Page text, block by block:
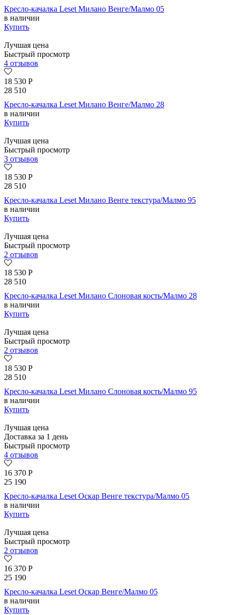
Кресло-качалка Leset Милано Венге/Малмо 05
в наличии
Купить
Лучшая цена
Быстрый просмотр
4 отзывов
18 530 Р
28 510
Кресло-качалка Leset Милано Венге/Малмо 28
в наличии
Купить
Лучшая цена
Быстрый просмотр
3 отзывов
18 530 Р
28 510
Кресло-качалка Leset Милано Венге текстура/Малмо 95
в наличии
Купить
Лучшая цена
Быстрый просмотр
2 отзывов
18 530 Р
28 510
Кресло-качалка Leset Милано Слоновая кость/Малмо 28
в наличии
Купить
Лучшая цена
Быстрый просмотр
2 отзывов
18 530 Р
28 510
Кресло-качалка Leset Милано Слоновая кость/Малмо 95
в наличии
Купить
Лучшая цена
Доставка за 1 день
Быстрый просмотр
4 отзывов
16 370 Р
25 190
Кресло-качалка Leset Оскар Венге текстура/Малмо 05
в наличии
Купить
Лучшая цена
Быстрый просмотр
2 отзывов
16 370 Р
25 190
Кресло-качалка Leset Оскар Венге/Малмо 05
в наличии
Купить